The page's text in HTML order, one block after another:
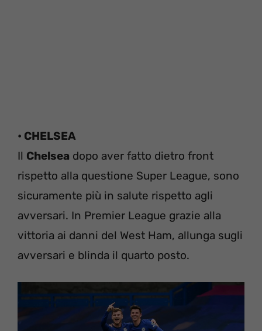
• CHELSEA
Il Chelsea dopo aver fatto dietro front
rispetto alla questione Super League, sono
sicuramente più in salute rispetto agli
avversari. In Premier League grazie alla
vittoria ai danni del West Ham, allunga sugli
avversari e blinda il quarto posto.